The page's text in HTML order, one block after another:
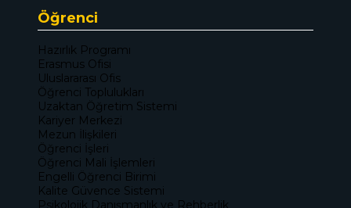
Öğrenci
Hazırlık Programı
Erasmus Ofisi
Uluslararası Ofis
Öğrenci Toplulukları
Uzaktan Öğretim Sistemi
Kariyer Merkezi
Mezun İlişkileri
Öğrenci İşleri
Öğrenci Mali İşlemleri
Engelli Öğrenci Birimi
Kalite Güvence Sistemi
Psikolojik Danışmanlık ve Rehberlik